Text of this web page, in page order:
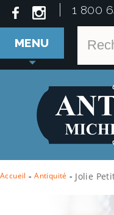
1 800
MENU
Accueil - Antiquité - Jolie